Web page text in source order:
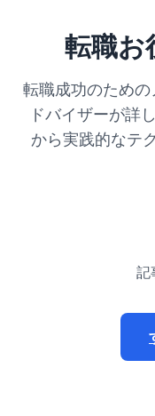
転職お
転職成功のため
ドバイザーが詳
から実践的なテ
記